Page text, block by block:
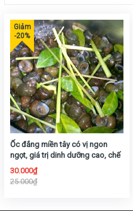
Ốc đắng miền tây có vị ngon
ngọt, giá trị dinh dưỡng cao, chế
biến nhiều món ăn ngon
30.000₫
25.000₫